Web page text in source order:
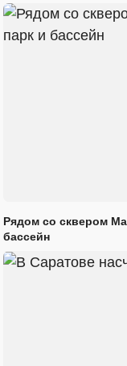
Рядом со сквером
бассейн